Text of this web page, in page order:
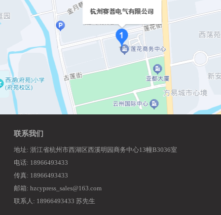
联系我们
地址: 浙江省杭州市西湖区西溪明园商务中心13幢B3036室
电话: 18966493433
传真: 18966493433
邮箱: hzcypress_sales@163.com
联系人: 18966493433 苏先生